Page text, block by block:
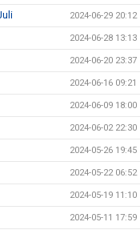
2024-06-29 20:12
2024-06-28 13:13
2024-06-20 23:37
2024-06-16 09:21
2024-06-09 18:00
2024-06-02 22:30
2024-05-26 19:45
2024-05-22 06:52
2024-05-19 11:10
2024-05-11 17:59